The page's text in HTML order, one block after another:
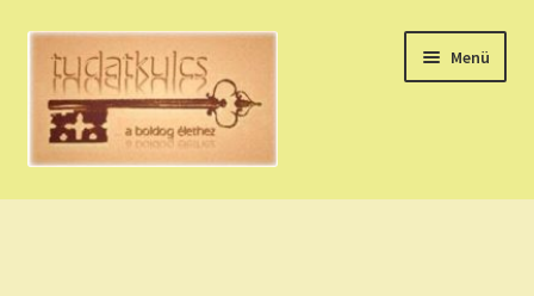
Ugrás
navigációhoz
Kilépés
tartalomba
Menü
HÚZZ EGY KÁRTYÁT!